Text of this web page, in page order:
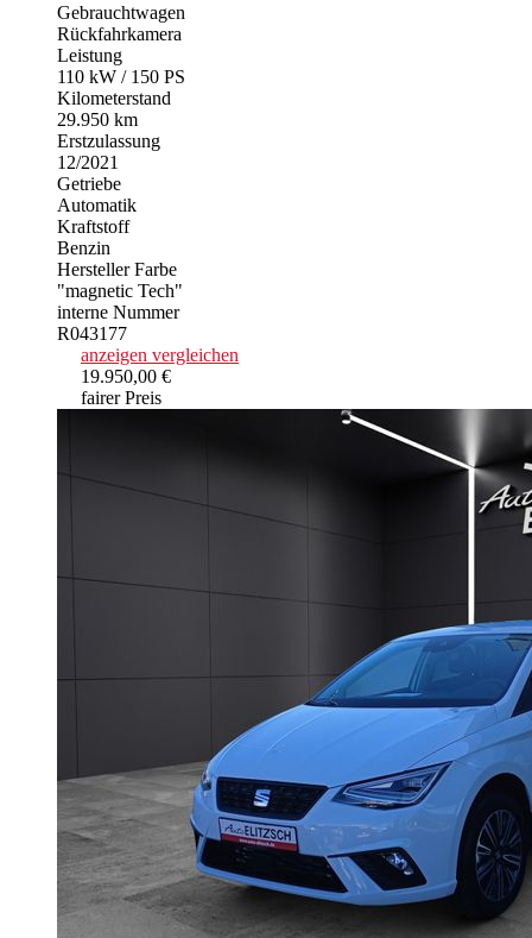
Gebrauchtwagen
Rückfahrkamera
Leistung
110 kW / 150 PS
Kilometerstand
29.950 km
Erstzulassung
12/2021
Getriebe
Automatik
Kraftstoff
Benzin
Hersteller Farbe
"magnetic Tech"
interne Nummer
R043177
anzeigen vergleichen
19.950,00 €
fairer Preis